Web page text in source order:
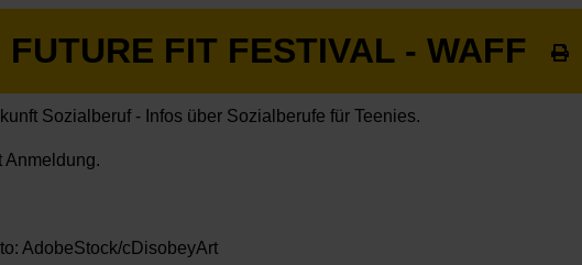
FIT FESTIVAL - WAFF
Sozialberuf - Infos über Sozialberufe für Teenies.
Anmeldung.
AdobeStock/cDisobeyArt